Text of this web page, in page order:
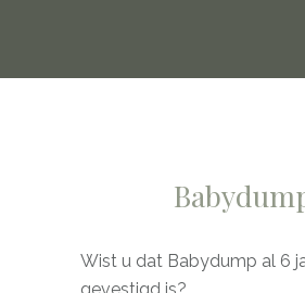
Wist u dat Babydump al 6